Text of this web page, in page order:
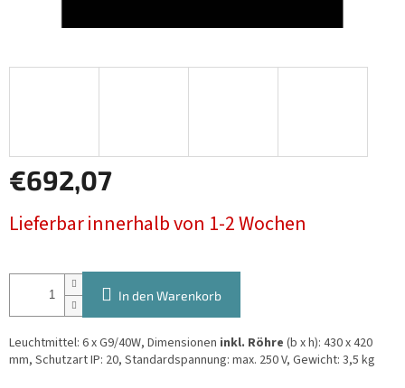
€692,07
Lieferbar innerhalb von 1-2 Wochen
In den Warenkorb
Leuchtmittel: 6 x G9/40W, Dimensionen inkl. Röhre (b x h): 430 x 420
mm, Schutzart IP: 20, Standardspannung: max. 250 V, Gewicht: 3,5 kg